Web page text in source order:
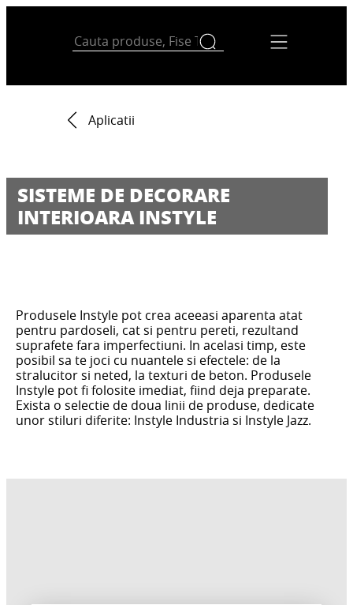
Aplicatii
SISTEME DE DECORARE
INTERIOARA INSTYLE
Produsele Instyle pot crea aceeasi aparenta atat
pentru pardoseli, cat si pentru pereti, rezultand
suprafete fara imperfectiuni. In acelasi timp, este
posibil sa te joci cu nuantele si efectele: de la
stralucitor si neted, la texturi de beton. Produsele
Instyle pot fi folosite imediat, fiind deja preparate.
Exista o selectie de doua linii de produse, dedicate
unor stiluri diferite: Instyle Industria si Instyle Jazz.